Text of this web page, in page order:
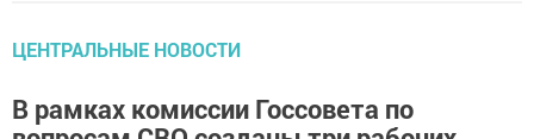
ЦЕНТРАЛЬНЫЕ НОВОСТИ
В рамках комиссии Госсовета по